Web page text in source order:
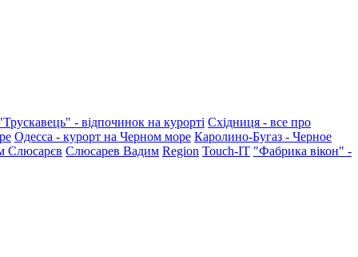
- відпочинок на курорті Східниця - все про
Одесса - курорт на Черном море Каролино-Бугаз - Черное
Слюсарєв Слюсарев Вадим Region Touch-IT "Фабрика вікон" -